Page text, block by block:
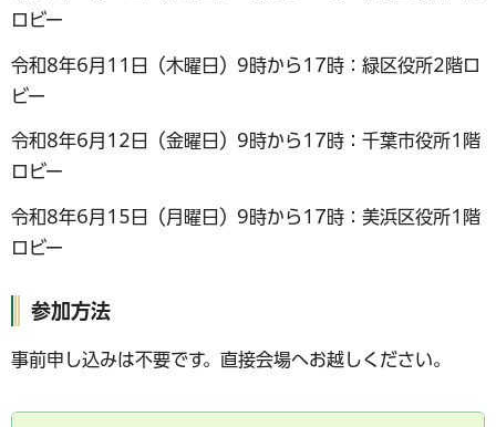
ロビー
令和8年6月11日（木曜日）9時から17時：緑区役所2階ロ
ビー
令和8年6月12日（金曜日）9時から17時：千葉市役所1階
ロビー
令和8年6月15日（月曜日）9時から17時：美浜区役所1階
ロビー
参加方法
事前申し込みは不要です。直接会場へお越しください。